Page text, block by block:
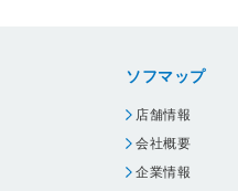
ソフマップ
店舗情報
会社概要
企業情報